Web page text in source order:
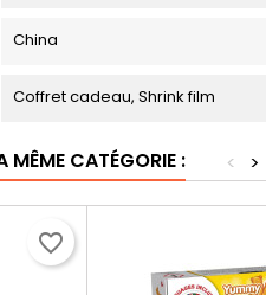
China
Coffret cadeau, Shrink film
MÊME CATÉGORIE : >
<
favorite_border